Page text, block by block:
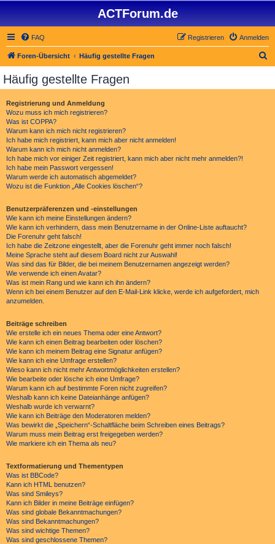
ACTForum.de
FAQ Anmelden
Registrieren
Foren-Übersicht Häufig gestellte Fragen
Häufig gestellte Fragen
Registrierung und Anmeldung
Wozu muss ich mich registrieren?
Was ist COPPA?
Warum kann ich mich nicht registrieren?
Ich habe mich registriert, kann mich aber nicht anmelden!
Warum kann ich mich nicht anmelden?
Ich habe mich vor einiger Zeit registriert, kann mich aber nicht mehr anmelden?!
Ich habe mein Passwort vergessen!
Warum werde ich automatisch abgemeldet?
Wozu ist die Funktion „Alle Cookies löschen“?
Benutzerpräferenzen und -einstellungen
Wie kann ich meine Einstellungen ändern?
Wie kann ich verhindern, dass mein Benutzername in der Online-Liste auftaucht?
Die Forenuhr geht falsch!
Ich habe die Zeitzone eingestellt, aber die Forenuhr geht immer noch falsch!
Meine Sprache steht auf diesem Board nicht zur Auswahl!
Was sind das für Bilder, die bei meinem Benutzernamen angezeigt werden?
Wie verwende ich einen Avatar?
Was ist mein Rang und wie kann ich ihn ändern?
Wenn ich bei einem Benutzer auf den E-Mail-Link klicke, werde ich aufgefordert, mich
anzumelden.
Beiträge schreiben
Wie erstelle ich ein neues Thema oder eine Antwort?
Wie kann ich einen Beitrag bearbeiten oder löschen?
Wie kann ich meinem Beitrag eine Signatur anfügen?
Wie kann ich eine Umfrage erstellen?
Wieso kann ich nicht mehr Antwortmöglichkeiten erstellen?
Wie bearbeite oder lösche ich eine Umfrage?
Warum kann ich auf bestimmte Foren nicht zugreifen?
Weshalb kann ich keine Dateianhänge anfügen?
Weshalb wurde ich verwarnt?
Wie kann ich Beiträge den Moderatoren melden?
Was bewirkt die „Speichern“-Schaltfläche beim Schreiben eines Beitrags?
Warum muss mein Beitrag erst freigegeben werden?
Wie markiere ich ein Thema als neu?
Textformatierung und Thementypen
Was ist BBCode?
Kann ich HTML benutzen?
Was sind Smileys?
Kann ich Bilder in meine Beiträge einfügen?
Was sind globale Bekanntmachungen?
Was sind Bekanntmachungen?
Was sind wichtige Themen?
Was sind geschlossene Themen?